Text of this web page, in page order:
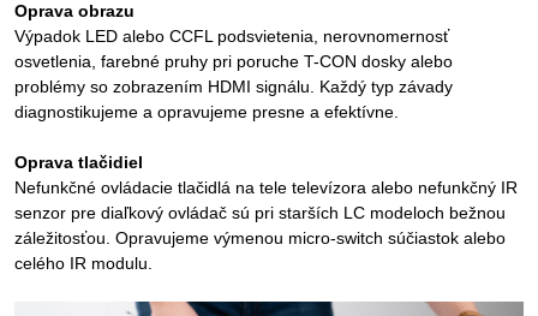
Oprava obrazu
Výpadok LED alebo CCFL podsvietenia, nerovnomernosť
osvetlenia, farebné pruhy pri poruche T-CON dosky alebo
problémy so zobrazením HDMI signálu. Každý typ závady
diagnostikujeme a opravujeme presne a efektívne.
Oprava tlačidiel
Nefunkčné ovládacie tlačidlá na tele televízora alebo nefunkčný IR
senzor pre diaľkový ovládač sú pri starších LC modeloch bežnou
záležitosťou. Opravujeme výmenou micro-switch súčiastok alebo
celého IR modulu.